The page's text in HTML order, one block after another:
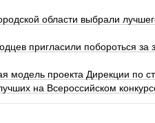
области выбрали
пригласили побороться
модель проекта Дирекции по
на Всероссийском